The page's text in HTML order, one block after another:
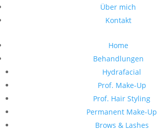
Über mich
Kontakt
Home
Behandlungen
Hydrafacial
Prof. Make-Up
Prof. Hair Styling
Permanent Make-Up
Brows & Lashes